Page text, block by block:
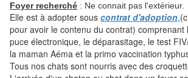
Foyer recherché : Ne connait pas l'extérieur.
Elle est à adopter sous contrat d'adoption
pour avoir le contenu du contrat) comprenant
puce électronique, le déparasitage, le test
la maman Aéma et la primo vaccination
Tous nos chats sont nourris avec des